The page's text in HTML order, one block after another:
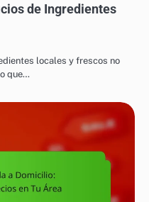
de Ingredientes
locales y frescos no
que…